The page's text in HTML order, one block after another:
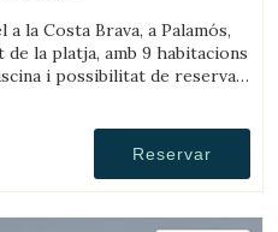
la Costa Brava, a Palamós,
la platja, amb 9 habitacions
i possibilitat de reservar
Reservar